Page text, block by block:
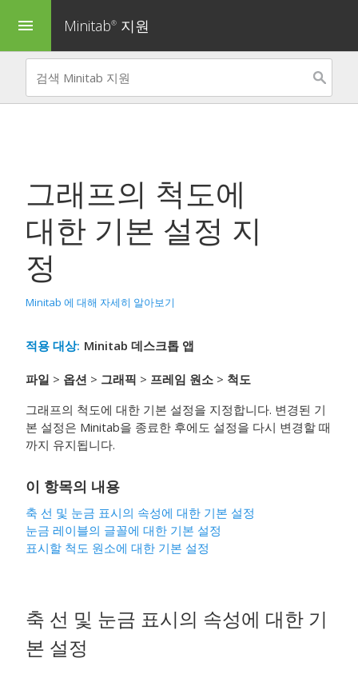
menu Minitab® 지원
그래프의 척도에
대한 기본 설정 지
정
Minitab 에 대해 자세히 알아보기
적용 대상: Minitab 데스크톱 앱
파일 > 옵션 > 그래픽 > 프레임 원소 > 척도
그래프의 척도에 대한 기본 설정을 지정합니다. 변경된 기
본 설정은 Minitab을 종료한 후에도 설정을 다시 변경할 때
까지 유지됩니다.
이 항목의 내용
축 선 및 눈금 표시의 속성에 대한 기본 설정
눈금 레이블의 글꼴에 대한 기본 설정
표시할 척도 원소에 대한 기본 설정
축 선 및 눈금 표시의 속성에 대한 기
본 설정